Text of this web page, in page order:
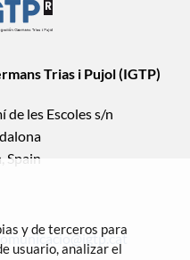
Trias i Pujol (IGTP)
de les Escoles s/n
Spain
y de terceros para
usuario, analizar el